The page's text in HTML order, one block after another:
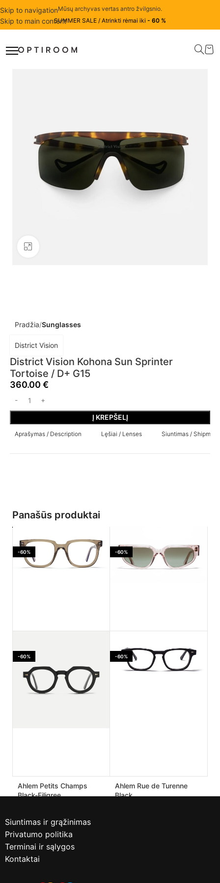
Skip to navigation
Skip to main content
Mūsų archyvas vertas antro žvilgsnio.
SUMMER SALE / Atrinkti rėmai iki - 60 %
Pradžia Sunglasses
District Vision Kohona Sun Sprinter
Tortoise / D+ G15
District Vision
360.00 €
Į KREPŠELĮ
Aprašymas / Description Lęšiai / Lenses Siuntimas / Shipment
Panašūs produktai
-60%
light
425.00€ 170.00€
-60%
Dustlight
455.00€ 182.00€
-60%
Ahlem Petits Champs
Black-Filigree
-60%
Ahlem Rue de Turenne
Black
Siuntimas ir grąžinimas
Privatumo politika
Terminai ir sąlygos
Kontaktai